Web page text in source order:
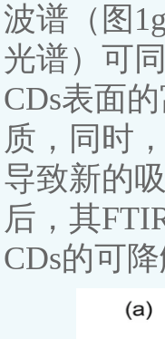
波谱（图
光谱）可
CDs表面
质，同时
导致新的
后，其
CDs的可